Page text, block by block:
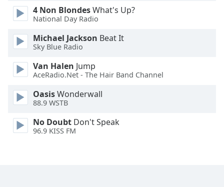
Text
Edge
Style
Font
4 Non BlondesWhat's Up?
National Day Radio
Michael Jackson Beat It
Sky Blue Radio
Van Halen Jump
AceRadio.Net - The Hair Band Channel
OasisWonderwall
88.9 WSTB
No Doubt Don't Speak
96.9 KISS FM